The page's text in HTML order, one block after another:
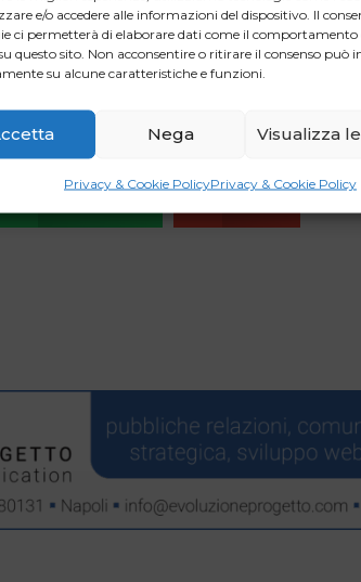
e/o accedere alle informazioni del dispositivo. Il
ci permetterà di elaborare dati come il
questo sito. Non acconsentire o ritirare il consenso può
su alcune caratteristiche e funzioni.
Nega Visualizza
Privacy & Cookie PolicyPrivacy & Cookie Policy
una ulteriore definizione dei lavori della
evidenzia la Confcommercio, “dall’esito
Entrate-Riscossione, istituita presso il